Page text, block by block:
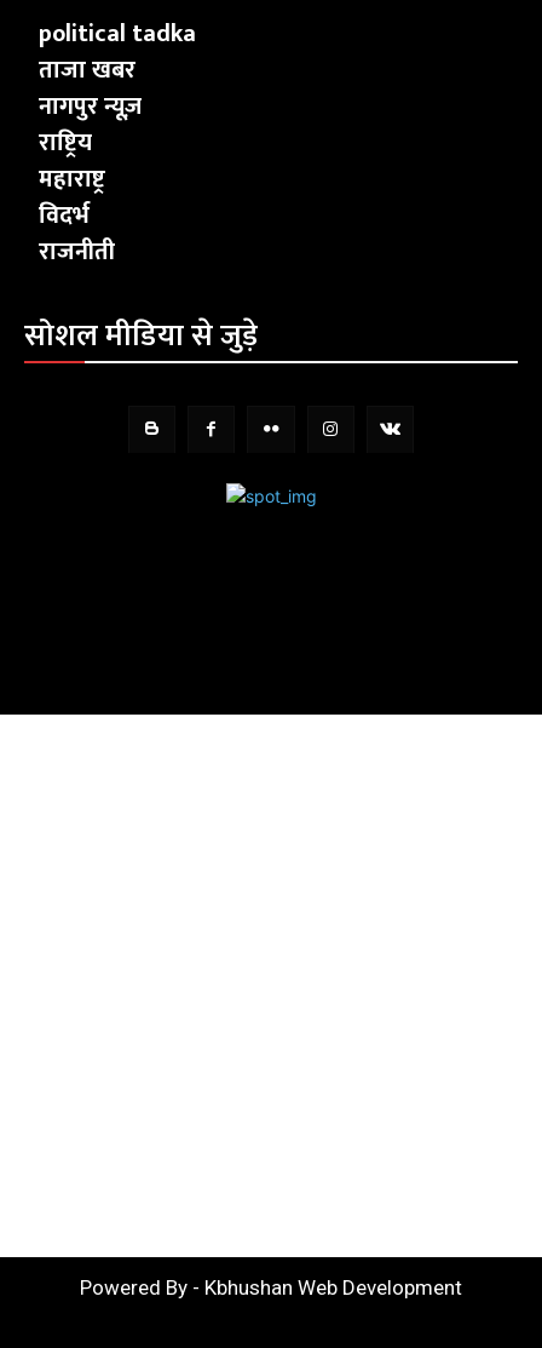
political tadka
ताजा खबर
नागपुर न्यूज़
राष्ट्रिय
महाराष्ट्र
विदर्भ
राजनीती
सोशल मीडिया से जुड़े
Powered By - Kbhushan Web Development